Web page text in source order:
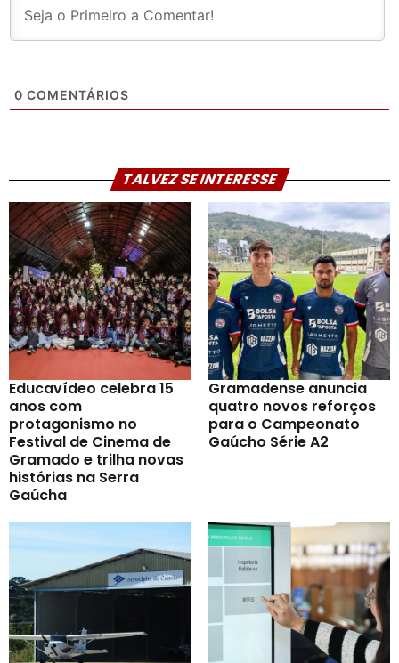
0 COMENTÁRIOS
TALVEZ SE INTERESSE
Educavídeo celebra 15
anos com
protagonismo no
Festival de Cinema de
Gramado e trilha novas
histórias na Serra
Gaúcha
Gramadense anuncia
quatro novos reforços
para o Campeonato
Gaúcho Série A2